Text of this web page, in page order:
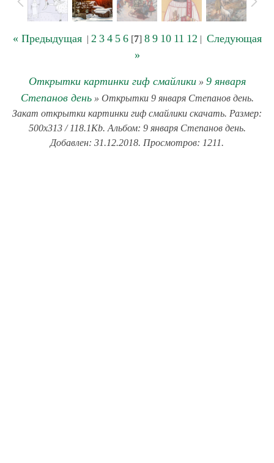
« Предыдущая| 2 3 4 5 6[7] 8 9 10 11 12 | Следующая
»
Открытки картинки гиф смайлики» 9 января
Степанов день» Открытки 9 января Степанов день.
Закат открытки картинки гиф смайлики скачать. Размер:
500x313 / 118.1Kb. Альбом: 9 января Степанов день.
Добавлен: 31.12.2018. Просмотров: 1211.